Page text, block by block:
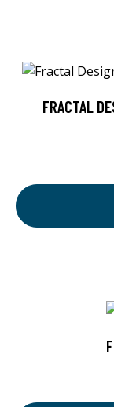
FRACTAL